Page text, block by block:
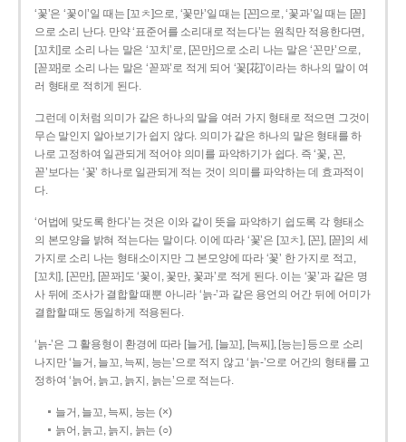
‘꽃’은 ‘꽃이’일 때는 [꼬ㅊ]으로, ‘꽃만’일 때는 [꼰]으로, ‘꽃과’일 때는 [꼳]
으로 소리 난다. 만약 ‘표준어를 소리대로 적는다’는 원칙만 적용한다면,
[꼬치]로 소리 나는 말은 ‘꼬치’로, [꼰만]으로 소리 나는 말은 ‘꼰만’으로,
[꼳꽈]로 소리 나는 말은 ‘꼳꽈’로 적게 되어 ‘꽃[花]’이라는 하나의 말이 여
러 형태로 적히게 된다.
그런데 이처럼 의미가 같은 하나의 말을 여러 가지 형태로 적으면 그것이
무슨 말인지 알아보기가 쉽지 않다. 의미가 같은 하나의 말은 형태를 하
나로 고정하여 일관되게 적어야 의미를 파악하기가 쉽다. 즉 ‘꽃, 꼰,
꼳’보다는 ‘꽃’ 하나로 일관되게 적는 것이 의미를 파악하는 데 효과적이
다.
‘어법에 맞도록 한다’는 것은 이와 같이 뜻을 파악하기 쉽도록 각 형태소
의 본모양을 밝혀 적는다는 말이다. 이에 따라 ‘꽃’은 [꼬ㅊ], [꼰], [꼳]의 세
가지로 소리 나는 형태소이지만 그 본모양에 따라 ‘꽃’ 한 가지로 적고,
[꼬치], [꼰만], [꼳꽈]도 ‘꽃이, 꽃만, 꽃과’로 적게 된다. 이는 ‘꽃’과 같은 명
사 뒤에 조사가 결합할 때뿐 아니라 ‘늙-’과 같은 용언의 어간 뒤에 어미가
결합할 때도 동일하게 적용된다.
‘늙-’은 그 활용형이 환경에 따라 [늘거], [늘꼬], [늑찌], [능는] 등으로 소리
나지만 ‘늘거, 늘꼬, 늑찌, 능는’으로 적지 않고 ‘늙-’으로 어간의 형태를 고
정하여 ‘늙어, 늙고, 늙지, 늙는’으로 적는다.
늘거, 늘꼬, 늑찌, 능는 (×)
늙어, 늙고, 늙지, 늙는 (○)